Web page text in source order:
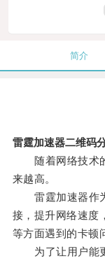
简介
雷霆加速器二维码
随着网络技术的
来越高。
雷霆加速器作为
接，提升网络速度
等方面遇到的卡顿
为了让用户能更